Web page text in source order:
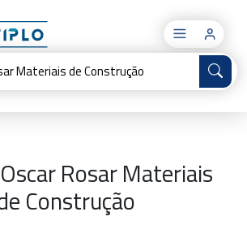
×
Rosar Materiais
Construção